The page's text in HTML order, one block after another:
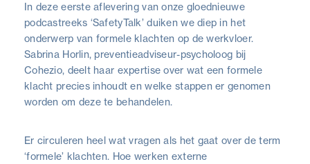
In deze eerste aflevering van onze gloednieuwe
podcastreeks ‘SafetyTalk’ duiken we diep in het
onderwerp van formele klachten op de werkvloer.
Sabrina Horlin, preventieadviseur-psycholoog bij
Cohezio, deelt haar expertise over wat een formele
klacht precies inhoudt en welke stappen er genomen
worden om deze te behandelen.
Er circuleren heel wat vragen als het gaat over de term
‘formele’ klachten. Hoe werken externe